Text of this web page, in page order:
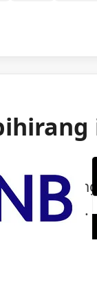
barilin
sa Japan.